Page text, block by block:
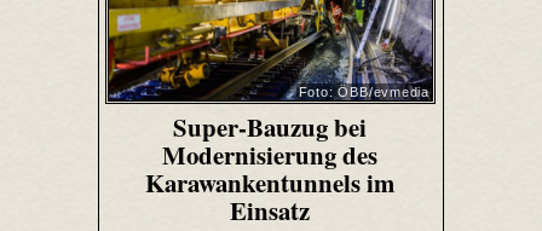
Foto: ÖBB/evmedia
Super-Bauzug bei
Modernisierung des
Karawankentunnels im
Einsatz